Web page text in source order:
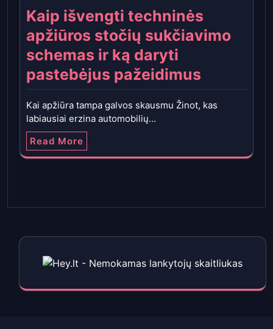
Kaip išvengti techninės
apžiūros stočių sukčiavimo
schemas ir ką daryti
pastebėjus pažeidimus
Kai apžiūra tampa galvos skausmu Žinot, kas
labiausiai erzina automobilių…
Read More